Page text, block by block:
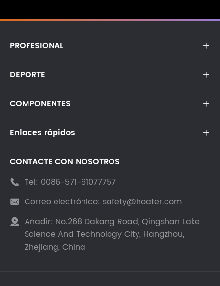
PROFESIONAL 
DEPORTE 
COMPONENTES 
Enlaces rápidos 
CONTACTE CON NOSOTROS
 Tel: 0086-571-61077757
 Correo electrónico: safety@hoater.com
 Añadir: No.268 Dakang Road, Qingshan Lake
Science And Technology City, Hangzhou,
Zhejiang, China